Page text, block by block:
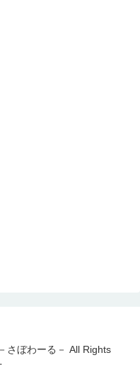
さぼわーる－ All Rights